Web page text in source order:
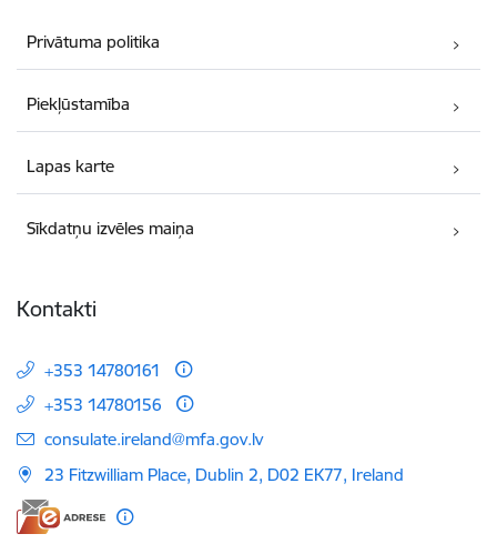
Privātuma politika
Piekļūstamība
Lapas karte
Sīkdatņu izvēles maiņa
Kontakti
+353 14780161
+353 14780156
E-pasts:
consulate.ireland@mfa.gov.lv
23 Fitzwilliam Place, Dublin 2, D02 EK77, Ireland